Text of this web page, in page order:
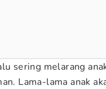
sering melarang
Lama-lama anak